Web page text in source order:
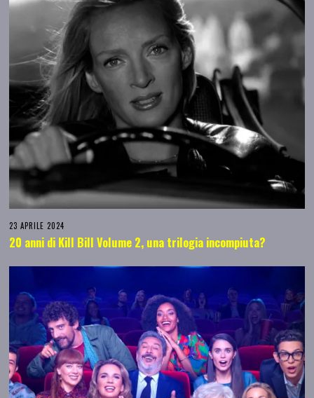
23 APRILE 2024
20 anni di Kill Bill Volume 2, una trilogia incompiuta?